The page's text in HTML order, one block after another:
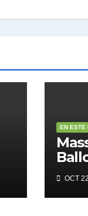
EN ESTE
OCT